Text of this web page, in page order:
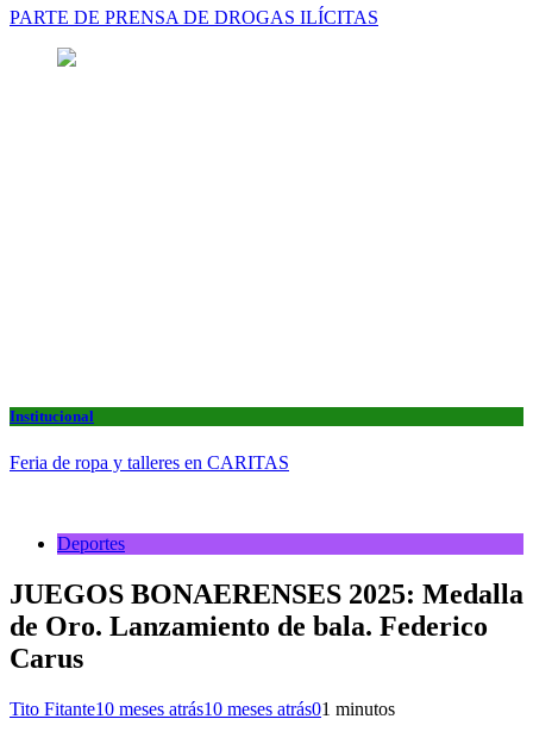
PARTE DE PRENSA DE DROGAS ILÍCITAS
Institucional
Feria de ropa y talleres en CARITAS
Deportes
JUEGOS BONAERENSES 2025: Medalla
de Oro. Lanzamiento de bala. Federico
Carus
Tito Fitante10 meses atrás10 meses atrás01 minutos